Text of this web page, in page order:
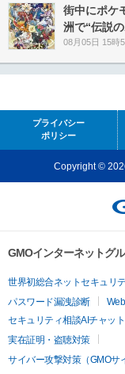
街中にポケ
洲で“伝説
08月05日 15時
プライバシー
ポリシー
Copyright ©
GMOインターネットグ
世界初総合ネットセキュリ
パスワード漏洩診断
セキュリティ相談AIチャッ
実在証明・盗聴対策
サイバー攻撃対策（GMOサ